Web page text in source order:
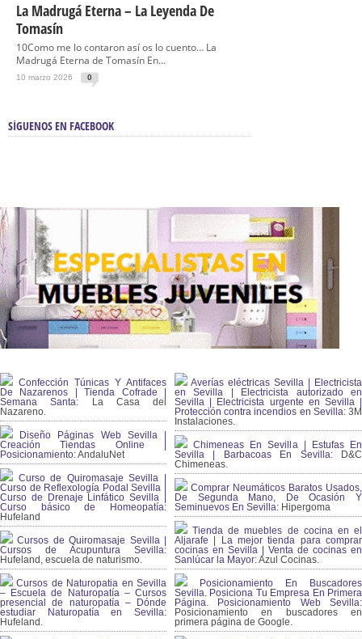
La Madrugá Eterna – La Leyenda De
Tomasín
10Como me lo contaron así os lo cuento… La
Madrugá Eterna de Tomasín En...
10 marzo 2026 0
SÍGUENOS EN FACEBOOK
Confección Túnicas Y Antifaces
De Nazarenos | Tienda Cofrade |
Semana Santa: La Casa del
Nazareno.
Diseño Páginas Web Sevilla |
Creación Tiendas Online |
Posicionamiento:AndaluNet
Curso de Quiromasaje Sevilla |
Curso de Reflexología Podal Sevilla |
Curso de Drenaje Linfático Sevilla |
Curso básico de Homeopatía:
Hufeland
Cursos de Quiromasaje Sevilla |
Cursos de Acupuntura Sevilla:
Hufeland, escuela de naturismo.
Cursos de Naturopatia en Sevilla
– Escuela de Naturopatía – Cursos
presencial de naturopatía – Dónde
estudiar Naturopatía en Sevilla:
Hufeland.
Averías eléctricas Sevilla | Electricista
en Sevilla | Electricista autorizado en
Sevilla | Electricista urgente en Sevilla |
Protección contra incendios en Sevilla:3M
Instalaciones.
Chimeneas En Sevilla | Estufas En
Sevilla | Barbacoas En Sevilla:D&C
Chimeneas.
Comprar Neumáticos Baratos Usados,
De Segunda Mano, De Ocasión Y
Seminuevos En Sevilla: Hipergoma
Tienda de muebles de cocina en el
Aljarafe | La mejor tienda para comprar
cocinas en Sevilla | Venta de cocinas en
Sanlúcar la Mayor:Azul Cocinas.
Posicionamiento En Buscadores
Sevilla. Posiciona Tu Empresa En Primera
Página. Posicionamiento Web Sevilla:
Posicionamiento en buscadores en
primera página de Google.